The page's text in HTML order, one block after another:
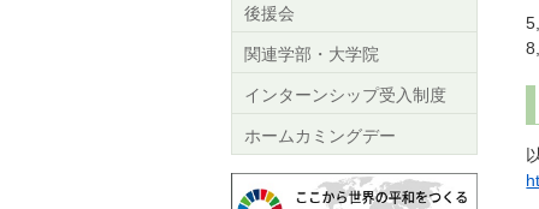
後援会
関連学部・大学院
インターンシップ受入制度
ホームカミングデー